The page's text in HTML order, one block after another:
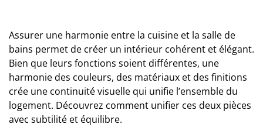
Assurer une harmonie entre la cuisine et la salle de
bains permet de créer un intérieur cohérent et élégant.
Bien que leurs fonctions soient différentes, une
harmonie des couleurs, des matériaux et des finitions
crée une continuité visuelle qui unifie l’ensemble du
logement. Découvrez comment unifier ces deux pièces
avec subtilité et équilibre.